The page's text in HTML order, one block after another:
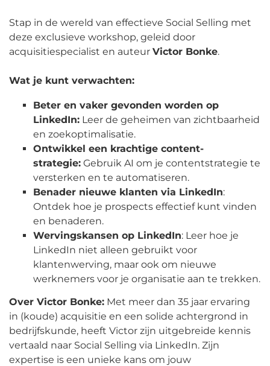
Stap in de wereld van effectieve Social Selling met
deze exclusieve workshop, geleid door
acquisitiespecialist en auteur Victor Bonke.
Wat je kunt verwachten:
Beter en vaker gevonden worden op
LinkedIn: Leer de geheimen van zichtbaarheid
en zoekoptimalisatie.
Ontwikkel een krachtige content-
strategie: Gebruik AI om je contentstrategie te
versterken en te automatiseren.
Benader nieuwe klanten via LinkedIn:
Ontdek hoe je prospects effectief kunt vinden
en benaderen.
Wervingskansen op LinkedIn: Leer hoe je
LinkedIn niet alleen gebruikt voor
klantenwerving, maar ook om nieuwe
werknemers voor je organisatie aan te trekken.
Over Victor Bonke: Met meer dan 35 jaar ervaring
in (koude) acquisitie en een solide achtergrond in
bedrijfskunde, heeft Victor zijn uitgebreide kennis
vertaald naar Social Selling via LinkedIn. Zijn
expertise is een unieke kans om jouw